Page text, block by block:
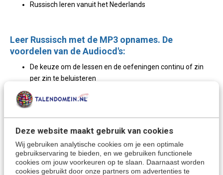
Deze website maakt gebruik van cookies
Wij gebruiken analytische cookies om je een optimale
gebruikservaring te bieden, en we gebruiken functionele
cookies om jouw voorkeuren op te slaan. Daarnaast worden
cookies gebruikt door onze partners om advertenties te
Russisch leren vanuit het Nederlands
Leer Russisch met de MP3 opnames. De
voordelen van de Audiocd's:
De keuze om de lessen en de oefeningen continu of zin
per zin te beluisteren
De simultane weergave van de teksten op smartphones,
acteurs en omvatten alle dialogen en vertaaloefeningen.
Het uiteindelijk bereikte niveau met deze taalcursus is dat van